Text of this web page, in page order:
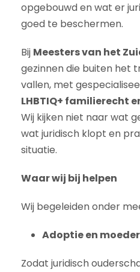
opgebouwd en wat er
goed te beschermen.
Bij Meesters van het
gezinnen die buiten het
vallen, met
LHBTIQ+ familierecht
Wij kijken niet naar wat
wat juridisch klopt en
situatie.
Waar wij bij helpen
Wij begeleiden onder
Adoptie en
Zodat juridisch